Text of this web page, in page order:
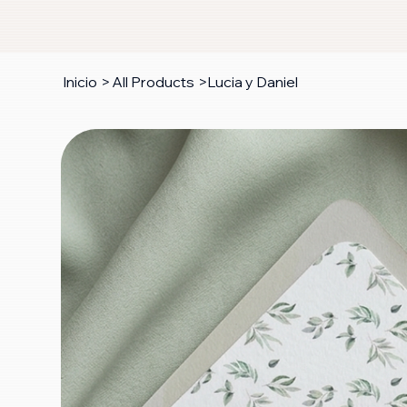
Inicio > All Products >Lucia y Daniel